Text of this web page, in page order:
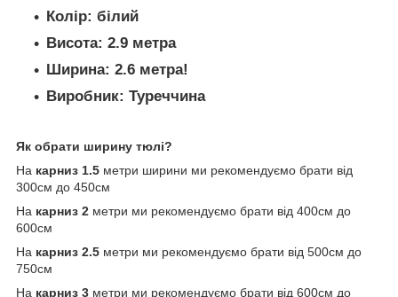
Колір: білий
Висота: 2.9 метра
Ширина: 2.6 метра!
Виробник: Туреччина
Як обрати ширину тюлі?
На карниз 1.5 метри ширини ми рекомендуємо брати від
300см до 450см
На карниз 2 метри ми рекомендуємо брати від 400см до
600см
На карниз 2.5 метри ми рекомендуємо брати від 500см до
750см
На карниз 3 метри ми рекомендуємо брати від 600см до